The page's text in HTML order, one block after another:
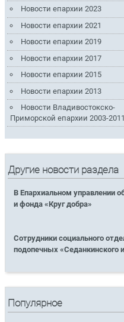
Новости епархии 2023
Новости епархии 2021
Новости епархии 2019
Новости епархии 2017
Новости епархии 2015
Новости епархии 2013
Новости Владивостокско-
Приморской епархии 2003-2011
Другие новости раздела
В Епархиальном управлении
и фонда «Круг добра»
Сотрудники социального
подопечных «Седанкинского
Популярное